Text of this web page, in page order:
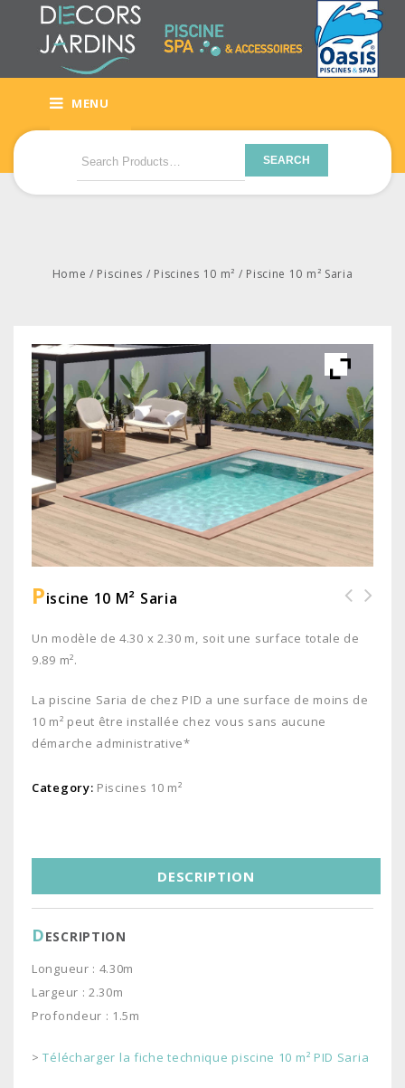
MENU
SEARCH
Home / Piscines / Piscines 10 m² / Piscine 10 m² Saria
PIscine 10 M² Saria
Un modèle de 4.30 x 2.30 m, soit une surface totale de
9.89 m².
La piscine Saria de chez PID a une surface de moins de
10 m² peut être installée chez vous sans aucune
démarche administrative*
Category: Piscines 10 m²
DESCRIPTION
DESCRIPTION
Longueur : 4.30m
Largeur : 2.30m
Profondeur : 1.5m
>Télécharger la fiche technique piscine 10 m² PID Saria